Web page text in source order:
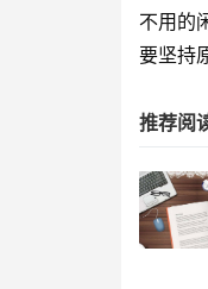
不用的
要坚持
推荐阅